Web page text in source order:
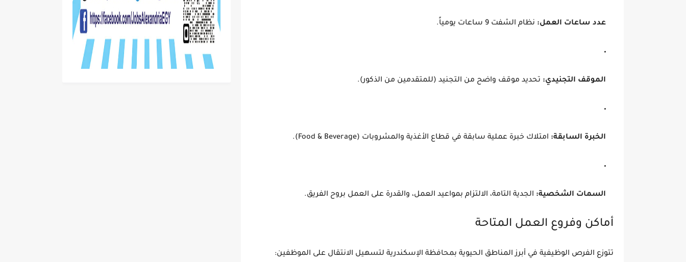
عدد ساعات العمل: نظام الشفت 9 ساعات يومياً.
الموقف التجنيدي: تحديد موقف واضح من التجنيد (للمتقدمين من الذكور).
الخبرة السابقة: امتلاك خبرة عملية سابقة في قطاع الأغذية والمشروبات (Food & Beverage).
السمات الشخصية: الجدية التامة، الالتزام بمواعيد العمل، والقدرة على العمل بروح الفريق.
أماكن وفروع العمل المتاحة
تتوزع الفرص الوظيفية في أبرز المناطق الحيوية بمحافظة الإسكندرية لتسهيل الانتقال على الموظفين: